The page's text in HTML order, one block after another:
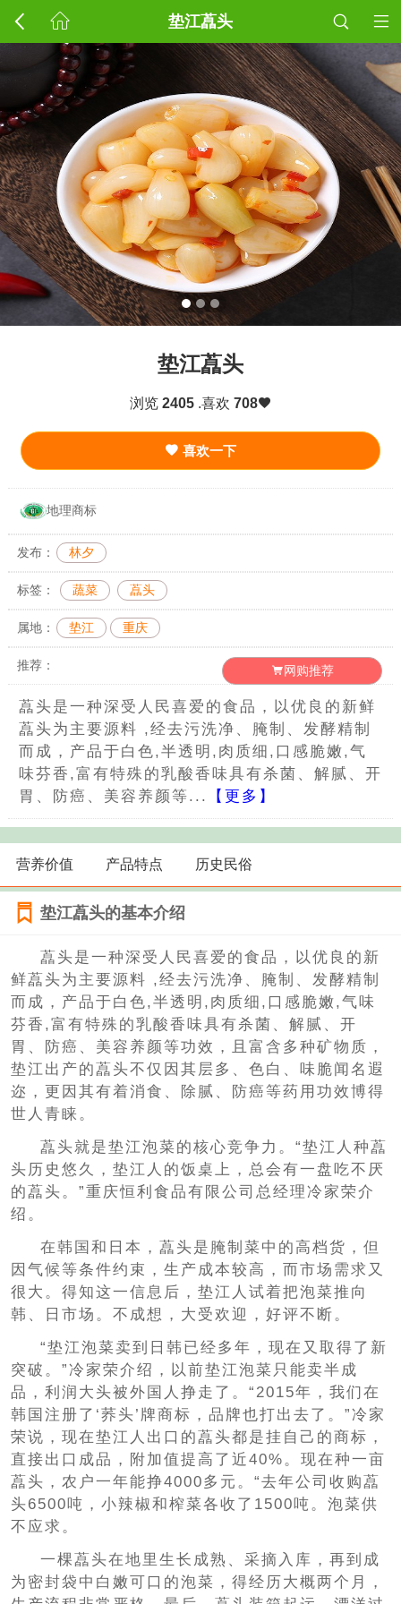
垫江藠头
垫江藠头
浏览 2405.喜欢 708
喜欢一下
地理商标
发布： 林夕
标签： 蔬菜 藠头
属地： 垫江 重庆
推荐： 网购推荐
藠头是一种深受人民喜爱的食品，以优良的新鲜
藠头为主要源料 ,经去污洗净、腌制、发酵精制
而成，产品于白色,半透明,肉质细,口感脆嫩,气
味芬香,富有特殊的乳酸香味具有杀菌、解腻、开
胃、防癌、美容养颜等...
【更多】
营养价值 产品特点 历史民俗
垫江藠头的基本介绍
藠头是一种深受人民喜爱的食品，以优良的新
鲜藠头为主要源料 ,经去污洗净、腌制、发酵精制
而成，产品于白色,半透明,肉质细,口感脆嫩,气味
芬香,富有特殊的乳酸香味具有杀菌、解腻、开
胃、防癌、美容养颜等功效，且富含多种矿物质，
垫江出产的藠头不仅因其层多、色白、味脆闻名遐
迩，更因其有着消食、除腻、防癌等药用功效博得
世人青睐。
藠头就是垫江泡菜的核心竞争力。“垫江人种藠
头历史悠久，垫江人的饭桌上，总会有一盘吃不厌
的藠头。”重庆恒利食品有限公司总经理冷家荣介
绍。
在韩国和日本，藠头是腌制菜中的高档货，但
因气候等条件约束，生产成本较高，而市场需求又
很大。得知这一信息后，垫江人试着把泡菜推向
韩、日市场。不成想，大受欢迎，好评不断。
“垫江泡菜卖到日韩已经多年，现在又取得了新
突破。”冷家荣介绍，以前垫江泡菜只能卖半成
品，利润大头被外国人挣走了。“2015年，我们在
韩国注册了‘荞头’牌商标，品牌也打出去了。”冷家
荣说，现在垫江人出口的藠头都是挂自己的商标，
直接出口成品，附加值提高了近40%。现在种一亩
藠头，农户一年能挣4000多元。“去年公司收购藠
头6500吨，小辣椒和榨菜各收了1500吨。泡菜供
不应求。
一棵藠头在地里生长成熟、采摘入库，再到成
为密封袋中白嫩可口的泡菜，得经历大概两个月，